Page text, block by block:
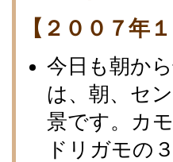
【２００７年
今日も朝か
は、朝、セ
景です。カ
ドリガモの